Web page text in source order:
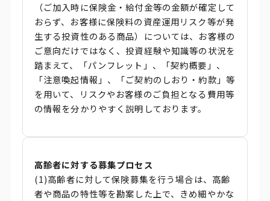
（ご加入時に保険金・給付金等の金額が確定して
おらず、お客様に保険料の資産運用リスク等が発
生する投資性のある商品）については、お客様の
ご意向だけではなく、投資経験や知識等の状況を
踏まえて、「パンフレット」、「契約概要」、
「注意喚起情報」、「ご契約のしおり・約款」等
を用いて、リスクやお客様のご負担となる費用等
の情報を分かりやすく説明しております。
高齢者に対する募集プロセス
(1)高齢者に対して保険募集を行う場合は、高齢
者や商品の特性等を勘案した上で、きめ細やかな